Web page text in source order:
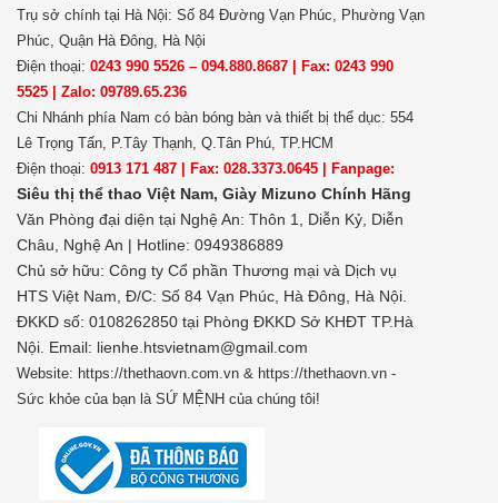
Trụ sở chính tại Hà Nội: Số 84 Đường Vạn Phúc, Phường Vạn
Phúc, Quận Hà Đông, Hà Nội
Điện thoại: 0243 990 5526 – 094.880.8687 | Fax: 0243 990
5525 | Zalo: 09789.65.236
Chi Nhánh phía Nam có bàn bóng bàn và thiết bị thể dục: 554
Lê Trọng Tấn, P.Tây Thạnh, Q.Tân Phú, TP.HCM
Điện thoại: 0913 171 487 | Fax: 028.3373.0645 | Fanpage:
Siêu thị thể thao Việt Nam, Giày Mizuno Chính Hãng
Văn Phòng đại diện tại Nghệ An: Thôn 1, Diễn Kỷ, Diễn
Châu, Nghệ An | Hotline: 0949386889
Chủ sở hữu: Công ty Cổ phần Thương mại và Dịch vụ
HTS Việt Nam, Đ/C: Số 84 Vạn Phúc, Hà Đông, Hà Nội.
ĐKKD số: 0108262850 tại Phòng ĐKKD Sở KHĐT TP.Hà
Nội. Email: lienhe.htsvietnam@gmail.com
Website: https://thethaovn.com.vn & https://thethaovn.vn -
Sức khỏe của bạn là SỨ MỆNH của chúng tôi!